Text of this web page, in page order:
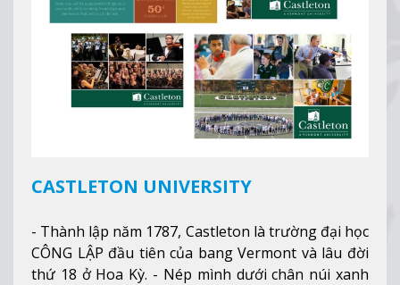
CASTLETON UNIVERSITY
- Thành lập năm 1787, Castleton là trường đại học
CÔNG LẬP đầu tiên của bang Vermont và lâu đời
thứ 18 ở Hoa Kỳ. - Nép mình dưới chân núi xanh